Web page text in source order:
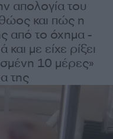
απολογία του
και πώς η
από το όχημα -
με είχε ρίξει
10 μέρες»
της